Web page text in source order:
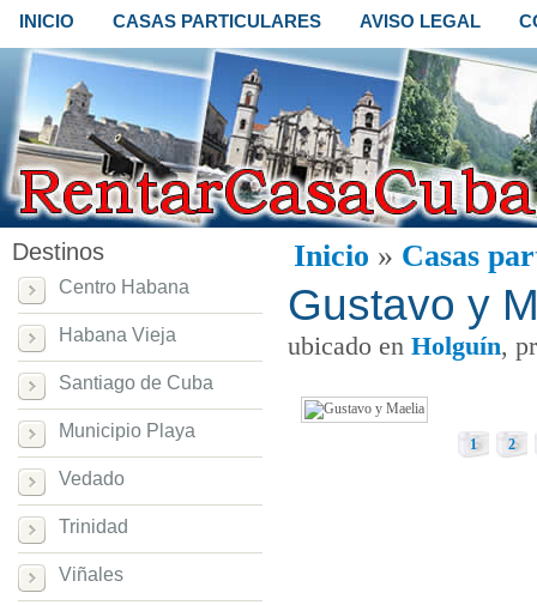
INICIO CASAS PARTICULARES AVISO LEGAL
Destinos
Centro Habana
Habana Vieja
Santiago de Cuba
Municipio Playa
Vedado
Trinidad
Viñales
Inicio » Casas
Gustavo y
ubicado en Holguín,
1 2